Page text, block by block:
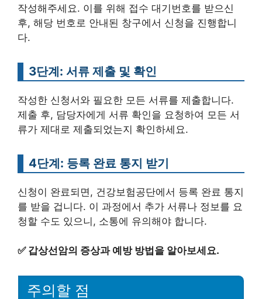
작성해주세요. 이를 위해 접수 대기번호를 받으신
후, 해당 번호로 안내된 창구에서 신청을 진행합니
다.
3단계: 서류 제출 및 확인
작성한 신청서와 필요한 모든 서류를 제출합니다.
제출 후, 담당자에게 서류 확인을 요청하여 모든 서
류가 제대로 제출되었는지 확인하세요.
4단계: 등록 완료 통지 받기
신청이 완료되면, 건강보험공단에서 등록 완료 통지
를 받을 겁니다. 이 과정에서 추가 서류나 정보를 요
청할 수도 있으니, 소통에 유의해야 합니다.
✅ 갑상선암의 증상과 예방 방법을 알아보세요.
주의할 점